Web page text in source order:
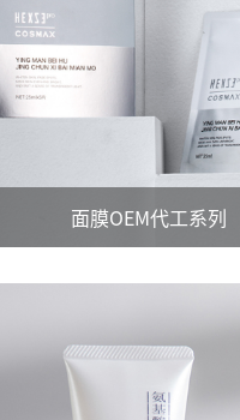
面膜OEM代工系列